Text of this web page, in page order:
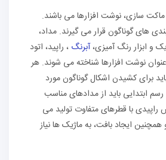
سازی، نوشت افزارها می ‌باشند.
های گوناگون قرار می‌ گیرند. مداد،
و ابزار رنگ آمیزی،آبرنگ ، راپید، اتود
نوشت افزارها شناخته می‌ شوند. هر
برای کشیدن اشکال گوناگون مورد
رسم ابتدایی باید از مدادهای مناسب
راپیدی با قطرهای متفاوت تولید می
ایجاد بافت، به ماژیک ‌ها نیاز